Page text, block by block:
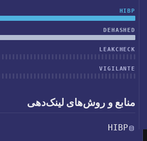
HIBP
DEHASHED
LEAKCHECK
VIGILANTE
منابع و روش‌های لینک‌دهی
HIBP